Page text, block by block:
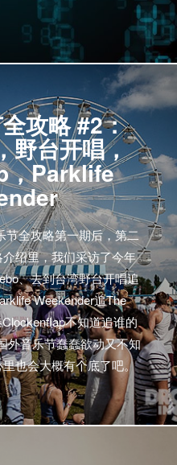
攻略 #2：
野台开唱，
Parklife
节全攻略第一期后，第二
绍里，我们采访了今年
、去到台湾野台开唱追
Weekender追The
不知道追谁的
外音乐节蠢蠢欲动又不知
也会大概有个底了吧。